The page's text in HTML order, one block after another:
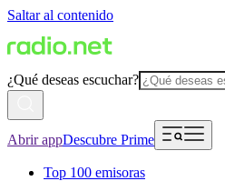
Saltar al contenido
¿Qué deseas escuchar?
Abrir appDescubre Prime
Top 100 emisoras